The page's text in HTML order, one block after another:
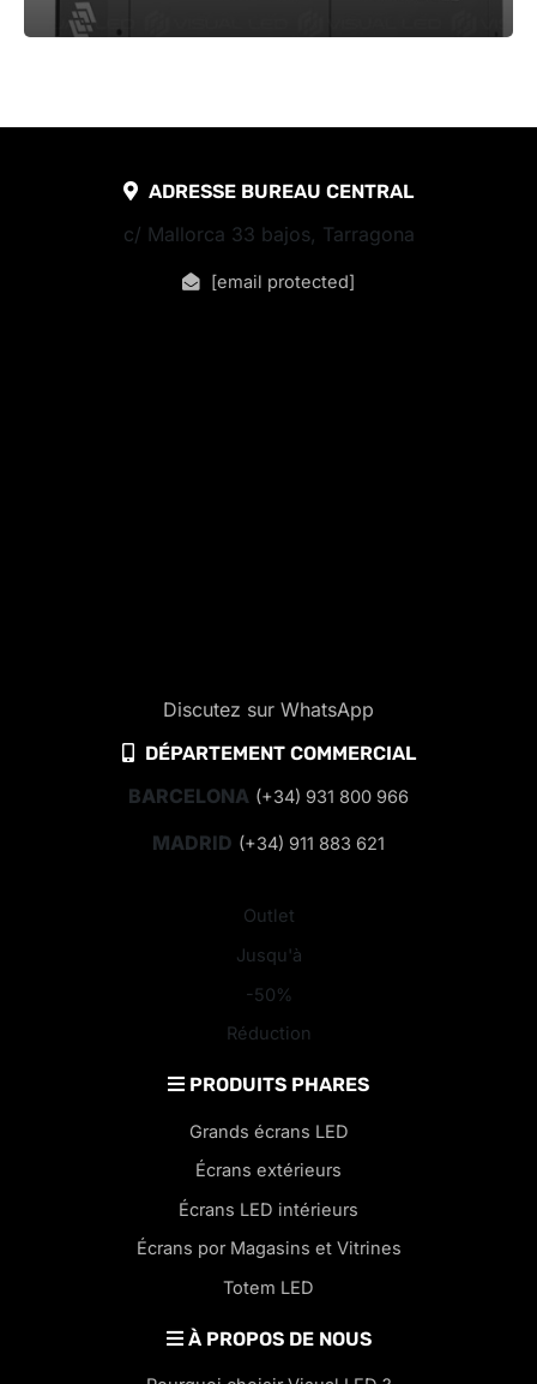
ADRESSE BUREAU CENTRAL
c/ Mallorca 33 bajos, Tarragona
[email protected]
Discutez sur WhatsApp
DÉPARTEMENT COMMERCIAL
BARCELONA (+34) 931 800 966
MADRID (+34) 911 883 621
Outlet
Jusqu'à
-50%
Réduction
PRODUITS PHARES
Grands écrans LED
Écrans extérieurs
Écrans LED intérieurs
Écrans por Magasins et Vitrines
Totem LED
À PROPOS DE NOUS